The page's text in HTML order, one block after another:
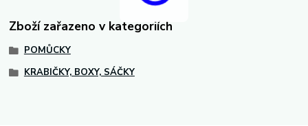
Zboží zařazeno v kategoriích
POMŮCKY
KRABIČKY, BOXY, SÁČKY